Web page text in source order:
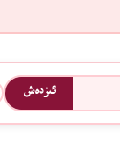
ئىزدەش